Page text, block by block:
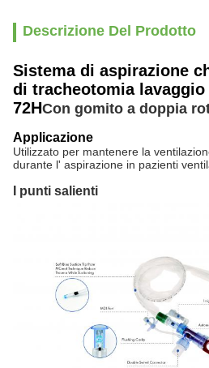
Descrizione Del Prodotto
Sistema di aspirazione
di tracheotomia
72HCon gomito a doppia
Applicazione
Utilizzato per mantenere la
durante l' aspirazione in pazienti
I punti salienti